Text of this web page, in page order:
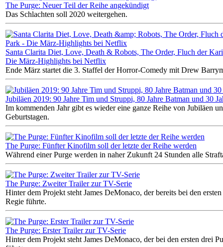
The Purge: Neuer Teil der Reihe angekündigt
Das Schlachten soll 2020 weitergehen.
Santa Clarita Diet, Love, Death & Robots, The Order, Fluch der
Die März-Highlights bei Netflix
Ende März startet die 3. Staffel der Horror-Comedy mit Drew
Jubiläen 2019: 90 Jahre Tim und Struppi, 80 Jahre Batman und 30
Im kommenden Jahr gibt es wieder eine ganze Reihe von Jubiläen
Geburtstagen.
The Purge: Fünfter Kinofilm soll der letzte der Reihe werden
Während einer Purge werden in naher Zukunft 24 Stunden alle
The Purge: Zweiter Trailer zur TV-Serie
Hinter dem Projekt steht James DeMonaco, der bereits bei den
Regie führte.
The Purge: Erster Trailer zur TV-Serie
Hinter dem Projekt steht James DeMonaco, der bei den ersten drei